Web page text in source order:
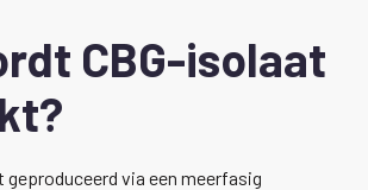
CBG-isolaat
via een meerfasig